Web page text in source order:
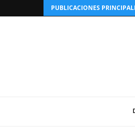
PUBLICACIONES